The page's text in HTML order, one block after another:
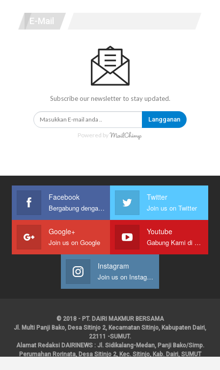
E-Mail
Subscribe our newsletter to stay updated.
Langganan
Powered by
Facebook
Bergabung dengan kami
Twitter
Join us on Twitter
Google+
Join us on Google
Youtube
Gabung Kami di Youtube
Instagram
Join us on Instagram
© 2018 - PT. DAIRI MAKMUR BERSAMA
Jl. Multi Panji Bako, Desa Sitinjo 2, Kecamatan Sitinjo, Kabupaten Dairi,
22111 -SUMUT.
Alamat Redaksi DAIRINEWS : Jl. Sidikalang-Medan, Panji Bako/Simp.
Perumahan Rorinata, Desa Sitinjo 2, Kec. Sitinjo, Kab. Dairi, SUMUT